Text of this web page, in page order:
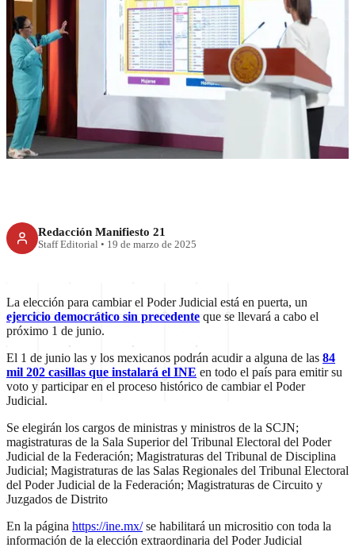
RECIENTE
Entre todos cambiaremos en
Poder Judicial: Sheinbaum
Redacción Manifiesto 21
Staff Editorial • 19 de marzo de 2025
La elección para cambiar el Poder Judicial está en puerta, un
ejercicio democrático sin precedente que se llevará a cabo el
próximo 1 de junio.
El 1 de junio las y los mexicanos podrán acudir a alguna de las 84
mil 202 casillas que instalará el INE en todo el país para emitir su
voto y participar en el proceso histórico de cambiar el Poder
Judicial.
Se elegirán los cargos de ministras y ministros de la SCJN;
magistraturas de la Sala Superior del Tribunal Electoral del Poder
Judicial de la Federación; Magistraturas del Tribunal de Disciplina
Judicial; Magistraturas de las Salas Regionales del Tribunal Electoral
del Poder Judicial de la Federación; Magistraturas de Circuito y
Juzgados de Distrito
En la página https://ine.mx/se habilitará un micrositio con toda la
información de la elección extraordinaria del Poder Judicial